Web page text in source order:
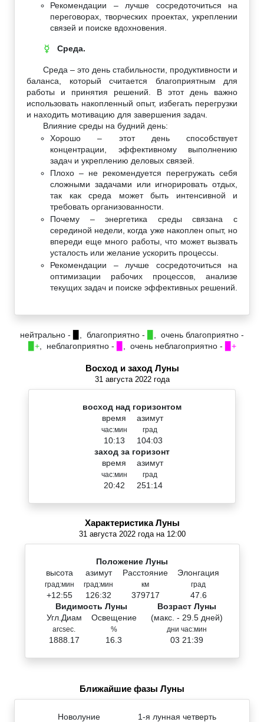
Рекомендации – лучше сосредоточиться на
переговорах, творческих проектах, укреплении
связей и поиске вдохновения.
☿ Среда.
Среда – это день стабильности, продуктивности и
баланса, который считается благоприятным для
работы и принятия решений. В этот день важно
использовать накопленный опыт, избегать перегрузки
и находить мотивацию для завершения задач.
Влияние среды на будний день:
Хорошо – этот день способствует
концентрации, эффективному выполнению
задач и укреплению деловых связей.
Плохо – не рекомендуется перегружать себя
сложными задачами или игнорировать отдых,
так как среда может быть интенсивной и
требовать организованности.
Почему – энергетика среды связана с
серединой недели, когда уже накоплен опыт, но
впереди еще много работы, что может вызвать
усталость или желание ускорить процессы.
Рекомендации – лучше сосредоточиться на
оптимизации рабочих процессов, анализе
текущих задач и поиске эффективных решений.
нейтрально - , благоприятно -
, очень благоприятно -
▉+, неблагоприятно - , очень неблагоприятно - ▉+
Восход и заход Луны
31 августа 2022 года
восход над горизонтом
время
час:мин
10:13
азимут
град
104:03
заход за горизонт
время
час:мин
20:42
азимут
град
251:14
Характеристика Луны
31 августа 2022 года на 12:00
Положение Луны
высота
град:мин
+12:55
азимут
град:мин
126:32
Расстояние
км
379717
Элонгация
град
47.6
Видимость Луны
Угл.Диам
arcsec.
1888.17
Освещение
%
16.3
Возраст Луны
(макс. - 29.5 дней)
дни час:мин
03 21:39
Ближайшие фазы Луны
Новолуние
1-я лунная четверть